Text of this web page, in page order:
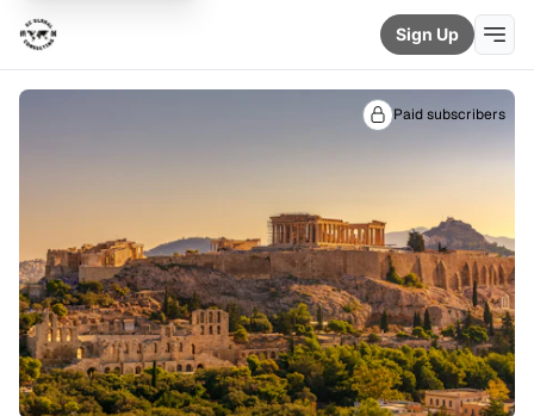
Sign Up
Paid subscribers